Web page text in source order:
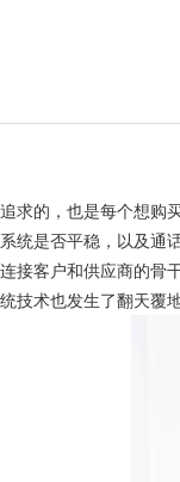
求的，也是每个想
统是否平稳，以及通
接客户和供应商的
技术也发生了翻天覆